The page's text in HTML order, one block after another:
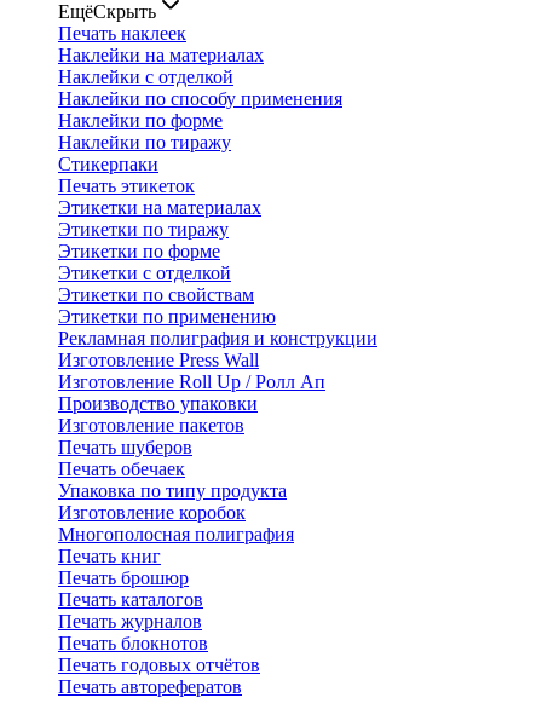
ЕщёСкрыть
Печать наклеек
Наклейки на материалах
Наклейки с отделкой
Наклейки по способу применения
Наклейки по форме
Наклейки по тиражу
Стикерпаки
Печать этикеток
Этикетки на материалах
Этикетки по тиражу
Этикетки по форме
Этикетки с отделкой
Этикетки по свойствам
Этикетки по применению
Рекламная полиграфия и конструкции
Изготовление Press Wall
Изготовление Roll Up / Ролл Ап
Производство упаковки
Изготовление пакетов
Печать шуберов
Печать обечаек
Упаковка по типу продукта
Изготовление коробок
Многополосная полиграфия
Печать книг
Печать брошюр
Печать каталогов
Печать журналов
Печать блокнотов
Печать годовых отчётов
Печать авторефератов